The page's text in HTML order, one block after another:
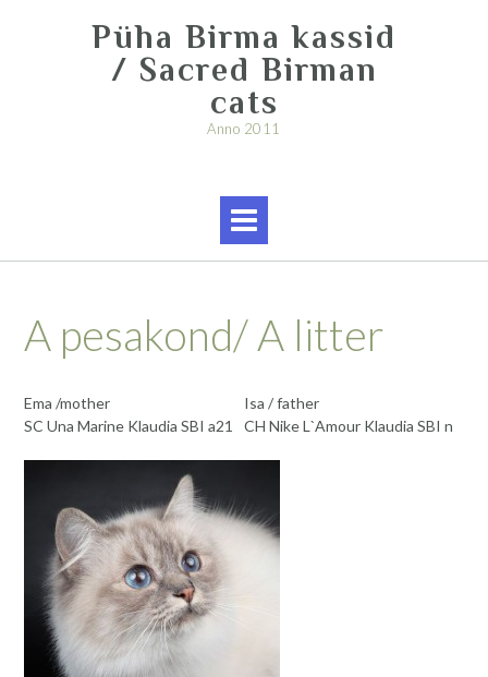
Püha Birma kassid
/ Sacred Birman
cats
Anno 2011
A pesakond/ A litter
Ema /mother
Isa / father
SC Una Marine Klaudia SBI a21
CH Nike L`Amour Klaudia SBI n